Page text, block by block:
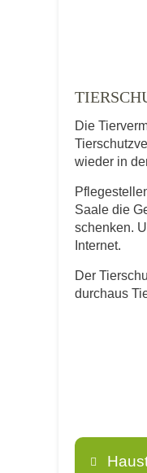
Die
wieder in
Saale die
schenken.
Internet.
Der
durchaus